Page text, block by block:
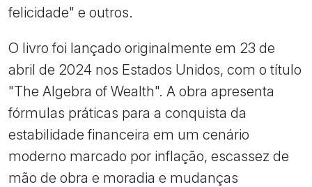
felicidade" e outros.
O livro foi lançado originalmente em 23 de
abril de 2024 nos Estados Unidos, com o título
"The Algebra of Wealth". A obra apresenta
fórmulas práticas para a conquista da
estabilidade financeira em um cenário
moderno marcado por inflação, escassez de
mão de obra e moradia e mudanças